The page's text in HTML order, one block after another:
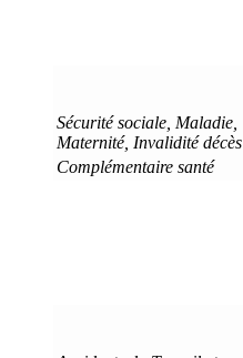
Sécurité sociale, Maladie,
Maternité, Invalidité décès
Complémentaire santé